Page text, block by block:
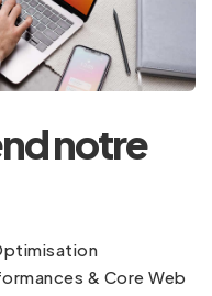
notre
& Core Web